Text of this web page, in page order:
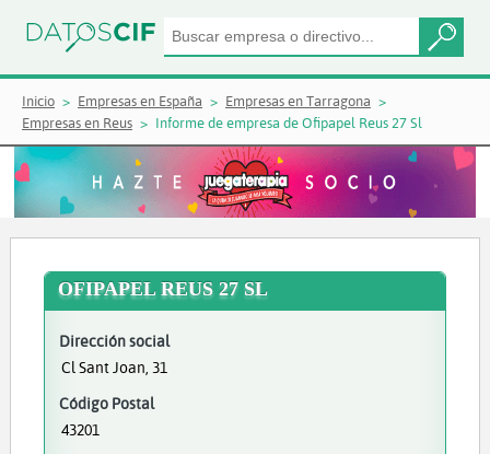
Inicio Empresas en España
Empresas en Tarragona
Empresas en Reus
Informe de empresa de Ofipapel Reus 27 Sl
OFIPAPEL REUS 27 SL
Dirección social
Cl Sant Joan, 31
Código Postal
43201